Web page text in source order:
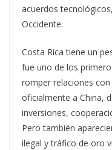
acuerdos
Occidente.
Costa Rica tiene un
fue uno de los
romper relaciones
oficialmente a China,
inversiones,
Pero también
ilegal y tráfico de oro